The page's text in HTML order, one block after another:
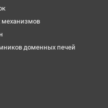
механизмов
доменных печей